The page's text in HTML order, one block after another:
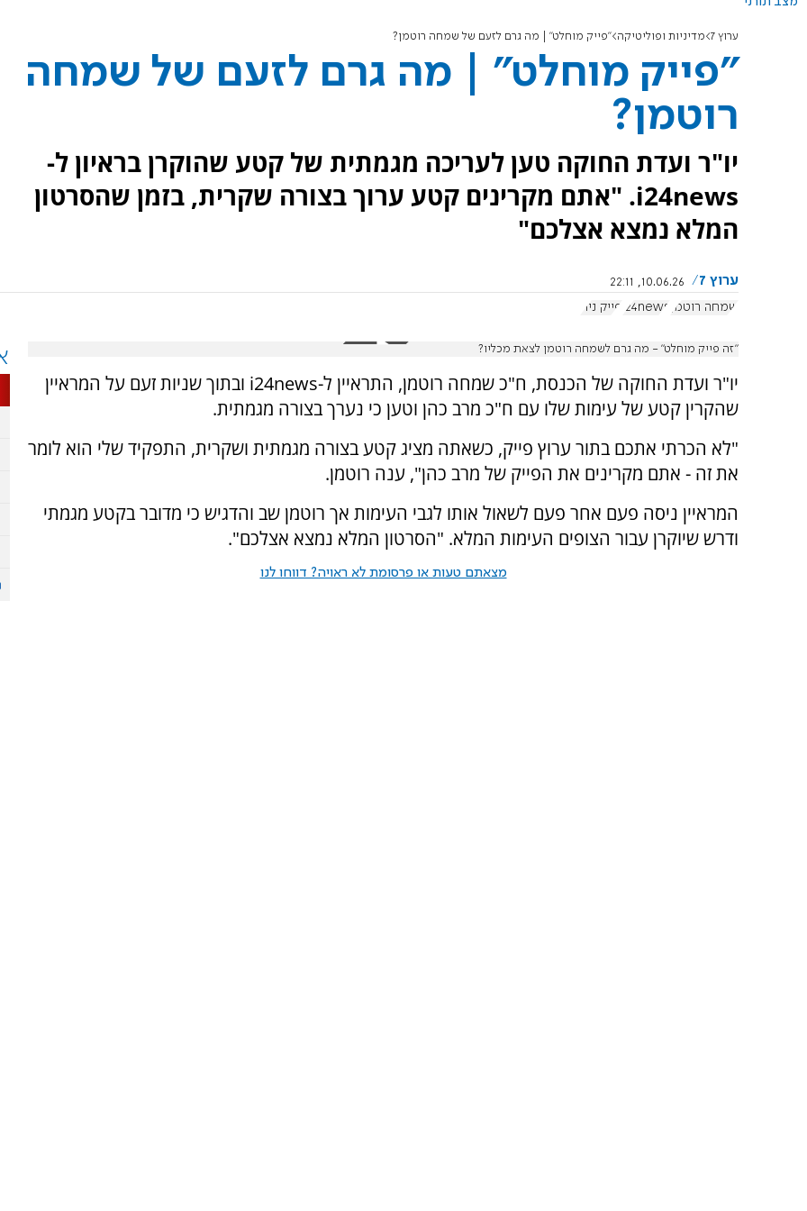
ערוץ 7 מדיניות ופוליטיקה "פייק מוחלט" | מה גרם לזעם של שמחה רוטמן?
"פייק מוחלט" | מה גרם לזעם של שמחה
רוטמן?
יו"ר ועדת החוקה טען לעריכה מגמתית של קטע שהוקרן בראיון ל-
i24news. "אתם מקרינים קטע ערוך בצורה שקרית, בזמן שהסרטון
המלא נמצא אצלכם"
ערוץ 7
10.06.26, 22:11
שמחה רוטמן i24news פייק ניוז
"זה פייק מוחלט" - מה גרם לשמחה רוטמן לצאת מכליו?
יו"ר ועדת החוקה של הכנסת, ח"כ שמחה רוטמן, התראיין ל-i24news ובתוך שניות זעם על המראיין
שהקרין קטע של עימות שלו עם ח"כ מרב כהן וטען כי נערך בצורה מגמתית.
"לא הכרתי אתכם בתור ערוץ פייק, כשאתה מציג קטע בצורה מגמתית ושקרית, התפקיד שלי הוא לומר
את זה - אתם מקרינים את הפייק של מרב כהן", ענה רוטמן.
המראיין ניסה פעם אחר פעם לשאול אותו לגבי העימות אך רוטמן שב והדגיש כי מדובר בקטע מגמתי
ודרש שיוקרן עבור הצופים העימות המלא. "הסרטון המלא נמצא אצלכם".
מצאתם טעות או פרסומת לא ראויה? דווחו לנו